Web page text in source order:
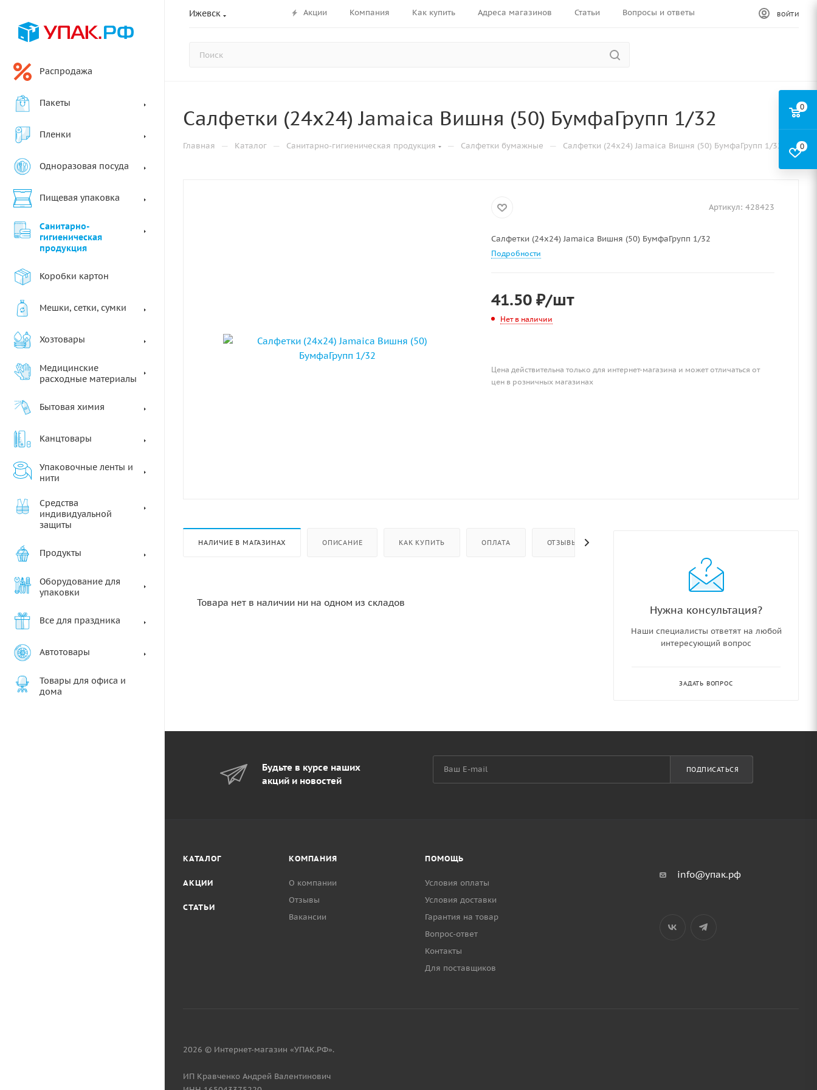
Ижевск Акции Компания Как купить Адреса магазинов Статьи Вопросы и ответы ВОЙТИ
Распродажа
Пакеты
Пленки
Одноразовая посуда
Пищевая упаковка
Санитарно-
гигиеническая
продукция
Коробки картон
Мешки, сетки, сумки
Хозтовары
Медицинские
расходные материалы
Бытовая химия
Канцтовары
Упаковочные ленты и
нити
Средства
индивидуальной
защиты
Продукты
Оборудование для
упаковки
Все для праздника
Автотовары
Товары для офиса и
дома
Салфетки (24х24) Jamaica Вишня (50) БумфаГрупп 1/32
Главная — Каталог — Санитарно-гигиеническая продукция — Салфетки бумажные — Салфетки (24х24) Jamaica Вишня (50) БумфаГрупп 1/32
Артикул: 428423
Салфетки (24х24) Jamaica Вишня (50) БумфаГрупп 1/32
Подробности
41.50₽/шт
Нет в наличии
Цена действительна только для интернет-магазина и может отличаться от
цен в розничных магазинах
НАЛИЧИЕ В МАГАЗИНАХ ОПИСАНИЕ КАК КУПИТЬ ОПЛАТА ОТЗЫВЫ
Товара нет в наличии ни на одном из складов
Нужна консультация?
Наши специалисты ответят на любой
интересующий вопрос
ЗАДАТЬ ВОПРОС
Будьте в курсе наших
акций и новостей
ПОДПИСАТЬСЯ
КАТАЛОГ
АКЦИИ
СТАТЬИ
КОМПАНИЯ
О компании
Отзывы
Вакансии
ПОМОЩЬ
Условия оплаты
Условия доставки
Гарантия на товар
Вопрос-ответ
Контакты
Для поставщиков
info@упак.рф
2026 © Интернет-магазин «УПАК.РФ».
ИП Кравченко Андрей Валентинович
0
0